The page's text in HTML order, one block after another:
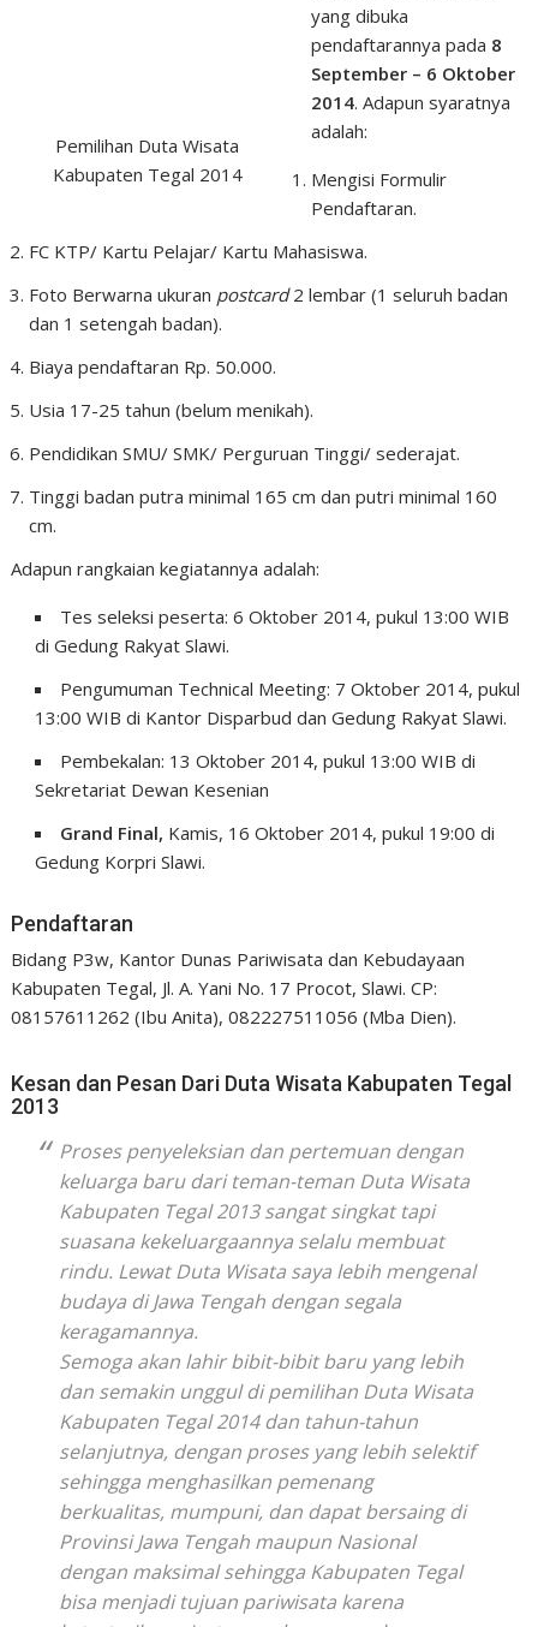
Pemilihan Duta Wisata
Kabupaten Tegal 2014
yang dibuka
pendaftarannya pada 8
September – 6 Oktober
2014. Adapun syaratnya
adalah:
Mengisi Formulir
Pendaftaran.
FC KTP/ Kartu Pelajar/ Kartu Mahasiswa.
Foto Berwarna ukuran postcard2 lembar (1 seluruh badan
dan 1 setengah badan).
Biaya pendaftaran Rp. 50.000.
Usia 17-25 tahun (belum menikah).
Pendidikan SMU/ SMK/ Perguruan Tinggi/ sederajat.
Tinggi badan putra minimal 165 cm dan putri minimal 160
cm.
Adapun rangkaian kegiatannya adalah:
Tes seleksi peserta: 6 Oktober 2014, pukul 13:00 WIB
di Gedung Rakyat Slawi.
Pengumuman Technical Meeting: 7 Oktober 2014, pukul
13:00 WIB di Kantor Disparbud dan Gedung Rakyat Slawi.
Pembekalan: 13 Oktober 2014, pukul 13:00 WIB di
Sekretariat Dewan Kesenian
Grand Final, Kamis, 16 Oktober 2014, pukul 19:00 di
Gedung Korpri Slawi.
Pendaftaran
Bidang P3w, Kantor Dunas Pariwisata dan Kebudayaan
Kabupaten Tegal, Jl. A. Yani No. 17 Procot, Slawi. CP:
08157611262 (Ibu Anita), 082227511056 (Mba Dien).
Kesan dan Pesan Dari Duta Wisata Kabupaten Tegal
2013
Proses penyeleksian dan pertemuan dengan
keluarga baru dari teman-teman Duta Wisata
Kabupaten Tegal 2013 sangat singkat tapi
suasana kekeluargaannya selalu membuat
rindu. Lewat Duta Wisata saya lebih mengenal
budaya di Jawa Tengah dengan segala
keragamannya.
Semoga akan lahir bibit-bibit baru yang lebih
dan semakin unggul di pemilihan Duta Wisata
Kabupaten Tegal 2014 dan tahun-tahun
selanjutnya, dengan proses yang lebih selektif
sehingga menghasilkan pemenang
berkualitas, mumpuni, dan dapat bersaing di
Provinsi Jawa Tengah maupun Nasional
dengan maksimal sehingga Kabupaten Tegal
bisa menjadi tujuan pariwisata karena